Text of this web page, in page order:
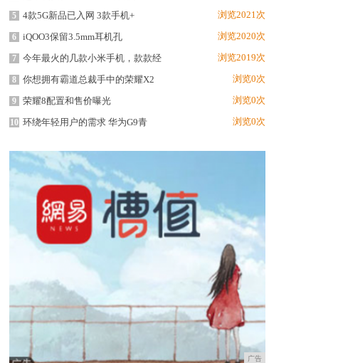
5 4款5G新品已入网 3款手机+ 浏览2021次
6 iQOO3保留3.5mm耳机孔 浏览2020次
7 今年最火的几款小米手机，款款经 浏览2019次
8 你想拥有霸道总裁手中的荣耀X2 浏览0次
9 荣耀8配置和售价曝光 浏览0次
10 环绕年轻用户的需求 华为G9青 浏览0次
广告